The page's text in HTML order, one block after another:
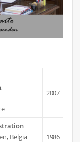
2007
Belgia
1986